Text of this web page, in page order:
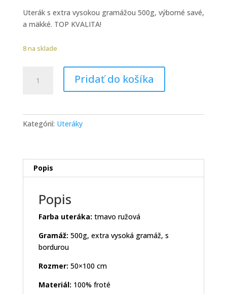
Uterák s extra vysokou gramážou 500g, výborné savé,
a mäkké. TOP KVALITA!
8 na sklade
Uterák
ružová
Pridať do košíka
Kategórií: Uteráky
Popis
Popis
Farba uteráka: tmavo ružová
Gramáž: 500g, extra vysoká gramáž, s
bordurou
Rozmer: 50×100 cm
Materiál: 100% froté